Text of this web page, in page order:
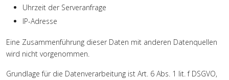
Uhrzeit der Serveranfrage
IP-Adresse
Eine Zusammenführung dieser Daten mit anderen Datenquellen
wird nicht vorgenommen.
Grundlage für die Datenverarbeitung ist Art. 6 Abs. 1 lit. f DSGVO,